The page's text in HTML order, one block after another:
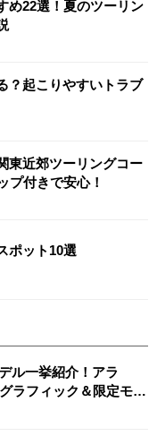
め22選！夏のツーリン
？起こりやすいトラブ
東近郊ツーリングコー
プ付きで安心！
ポット10選
ル一挙紹介！アラ
ラフィック＆限定モデ